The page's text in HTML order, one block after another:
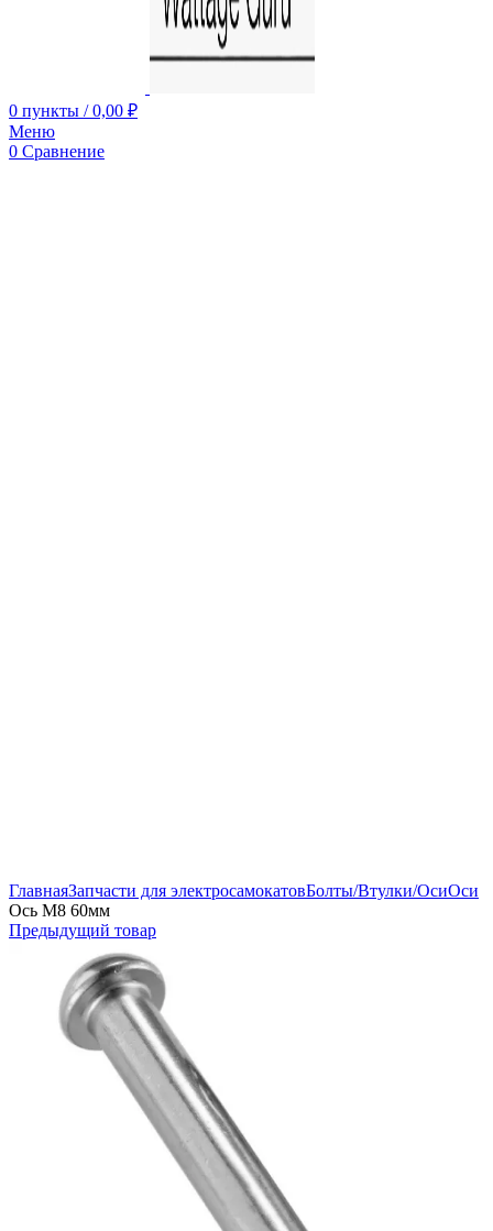
0 пункты / 0,00 ₽
Меню
0 Сравнение
ГлавнаяЗапчасти для электросамокатовБолты/Втулки/ОсиОси
Ось M8 60мм
Предыдущий товар